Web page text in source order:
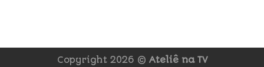
Copyright 2026 © Ateliê na TV